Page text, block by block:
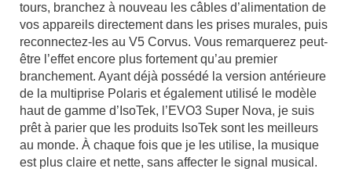
tours, branchez à nouveau les câbles d’alimentation de
vos appareils directement dans les prises murales, puis
reconnectez-les au V5 Corvus. Vous remarquerez peut-
être l’effet encore plus fortement qu’au premier
branchement. Ayant déjà possédé la version antérieure
de la multiprise Polaris et également utilisé le modèle
haut de gamme d’IsoTek, l’EVO3 Super Nova, je suis
prêt à parier que les produits IsoTek sont les meilleurs
au monde. À chaque fois que je les utilise, la musique
est plus claire et nette, sans affecter le signal musical.